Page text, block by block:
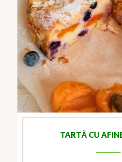
TARTĂ CU